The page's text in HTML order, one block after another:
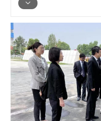
主席臧立根、董事臧永
了签约仪式。立中集团
双方在协议上签字。